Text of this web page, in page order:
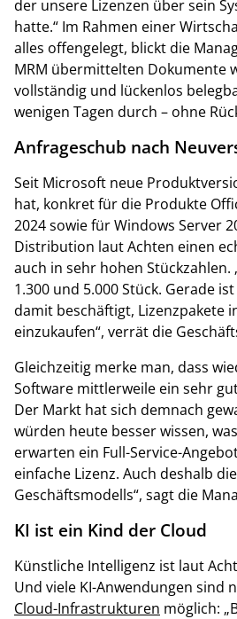
der unsere Lizenzen über sein
hatte.“ Im Rahmen einer
alles offengelegt, blickt die
MRM übermittelten Dokumente
vollständig und lückenlos
wenigen Tagen durch – ohne
Anfrageschub nach
Seit Microsoft neue
hat, konkret für die Produkte
2024 sowie für Windows Server
Distribution laut Achten einen
auch in sehr hohen Stückzahlen.
1.300 und 5.000 Stück. Gerade
damit beschäftigt, Lizenzpakete
einzukaufen“, verrät die
Gleichzeitig merke man, dass
Software mittlerweile ein sehr
Der Markt hat sich demnach
würden heute besser wissen,
erwarten ein Full-Service-
einfache Lizenz. Auch deshalb
Geschäftsmodells“, sagt die
KI ist ein Kind der Cloud
Künstliche Intelligenz ist laut
Und viele KI-Anwendungen sind
Cloud-Infrastrukturen möglich: